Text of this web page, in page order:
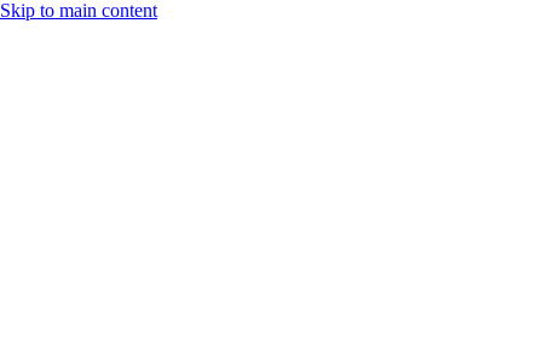
Skip to main content